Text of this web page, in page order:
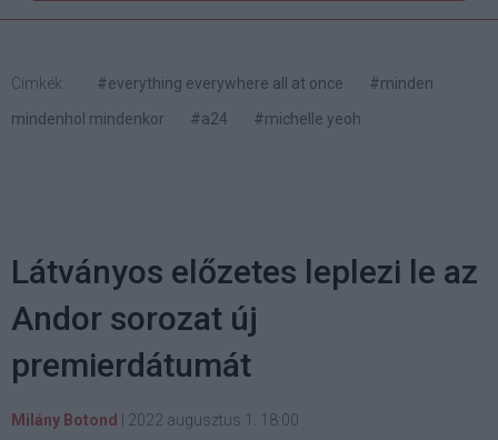
Címkék: #everything everywhere all at once
#minden
mindenhol mindenkor
#a24 #michelle yeoh
Látványos előzetes leplezi le az
Andor sorozat új
premierdátumát
Milány Botond 2022 augusztus 1. 18:00